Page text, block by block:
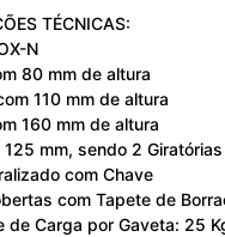
TÉCNICAS:
N
80 mm de altura
110 mm de altura
160 mm de altura
mm, sendo 2
com Chave
com Tapete de
de Carga por Gaveta: 25